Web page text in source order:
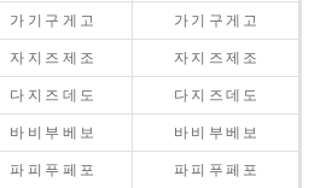
가 기 구 게 고 가 기 구 게 고
자 지 즈 제 조 자 지 즈 제 조
다 지 즈 데 도 다 지 즈 데 도
바 비 부 베 보 바 비 부 베 보
파 피 푸 페 포 파 피 푸 페 포